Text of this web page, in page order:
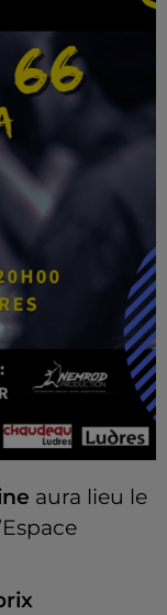
aura lieu le